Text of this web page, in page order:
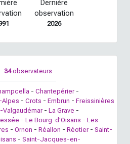
Dernière
observation
2026
34observateurs
- Chantepérier -
Alpes - Crots - Embrun - Freissinières
Valgaudémar - La Grave -
- Le Bourg-d'Oisans - Les
- Ornon - Réallon - Réotier - Saint-
- Saint-Jacques-en-